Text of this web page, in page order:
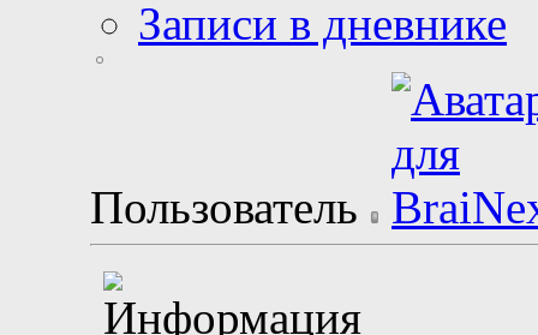
Записи в дневнике
Пользователь